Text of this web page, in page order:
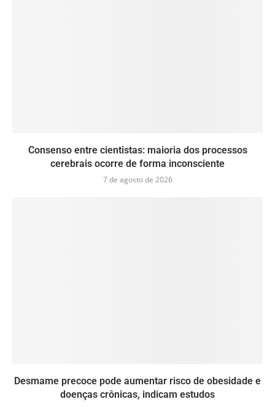
Consenso entre cientistas: maioria dos processos
cerebrais ocorre de forma inconsciente
7 de agosto de 2026
Desmame precoce pode aumentar risco de obesidade e
doenças crônicas, indicam estudos